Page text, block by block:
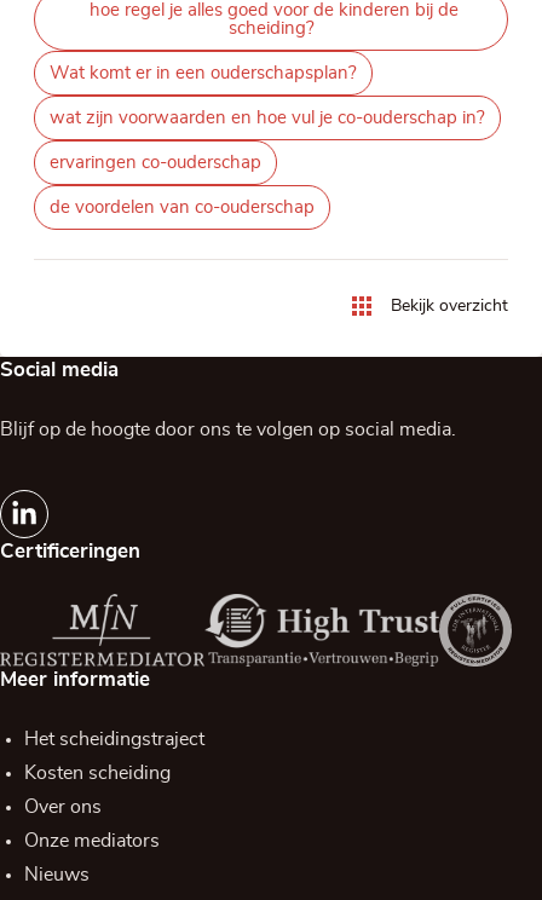
hoe regel je alles goed voor de kinderen bij de
scheiding?
Wat komt er in een ouderschapsplan?
wat zijn voorwaarden en hoe vul je co-ouderschap in?
ervaringen co-ouderschap
de voordelen van co-ouderschap
Bekijk overzicht
Social media
Blijf op de hoogte door ons te volgen op social media.
Certificeringen
Meer informatie
Het scheidingstraject
Kosten scheiding
Over ons
Onze mediators
Nieuws